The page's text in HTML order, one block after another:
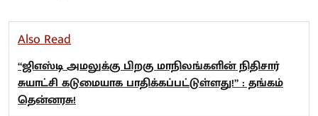
Also Read
“ஜிஎஸ்டி அமலுக்கு பிறகு மாநிலங்களின் நிதிசார்
சுயாட்சி கடுமையாக பாதிக்கப்பட்டுள்ளது!” : தங்கம்
தென்னரசு!